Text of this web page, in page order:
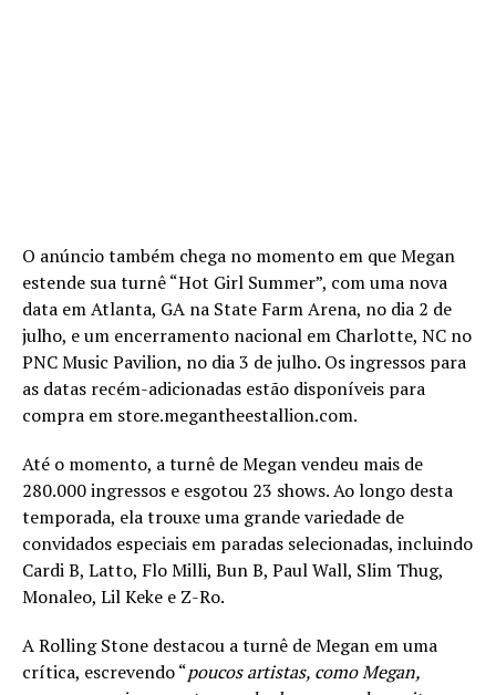
O anúncio também chega no momento em que Megan
estende sua turnê “Hot Girl Summer”, com uma nova
data em Atlanta, GA na State Farm Arena, no dia 2 de
julho, e um encerramento nacional em Charlotte, NC no
PNC Music Pavilion, no dia 3 de julho. Os ingressos para
as datas recém-adicionadas estão disponíveis para
compra em store.megantheestallion.com.
Até o momento, a turnê de Megan vendeu mais de
280.000 ingressos e esgotou 23 shows. Ao longo desta
temporada, ela trouxe uma grande variedade de
convidados especiais em paradas selecionadas, incluindo
Cardi B, Latto, Flo Milli, Bun B, Paul Wall, Slim Thug,
Monaleo, Lil Keke e Z-Ro.
A Rolling Stone destacou a turnê de Megan em uma
crítica, escrevendo “poucos artistas, como Megan,